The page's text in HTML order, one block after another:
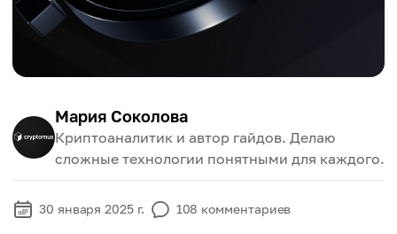
Мария Соколова
Криптоаналитик и автор гайдов. Делаю
сложные технологии понятными для каждого.
30 января 2025 г. 108 комментариев